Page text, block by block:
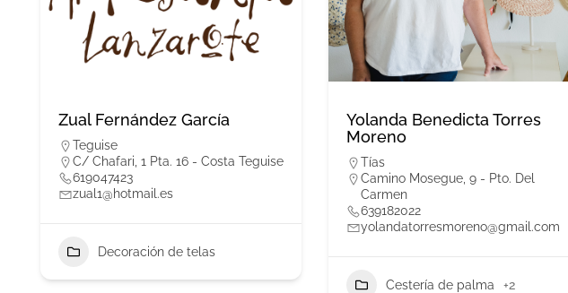
Zual Fernández García
Teguise
C/ Chafari, 1 Pta. 16 - Costa Teguise
619047423
zual1@hotmail.es
Decoración de telas
Yolanda Benedicta Torres
Moreno
Tías
Camino Mosegue, 9 - Pto. Del
Carmen
639182022
yolandatorresmoreno@gmail.com
Cestería de palma +2